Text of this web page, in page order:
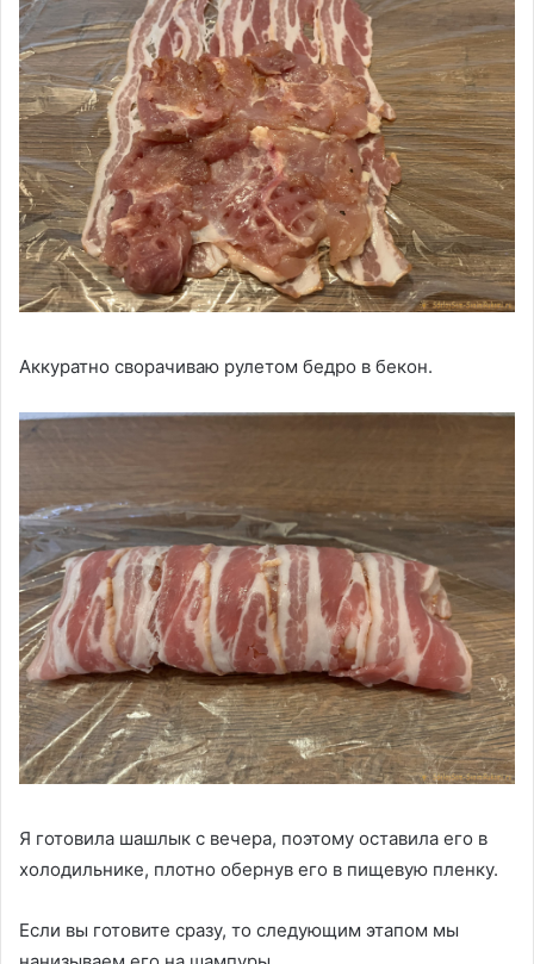
Аккуратно сворачиваю рулетом бедро в бекон.
Я готовила шашлык с вечера, поэтому оставила его в
холодильнике, плотно обернув его в пищевую пленку.
Если вы готовите сразу, то следующим этапом мы